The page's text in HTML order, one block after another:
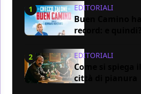
1 EDITORIALI
Buen Camino
record: e quindi?
2 EDITORIALI
Come si spiega il
città di pianura